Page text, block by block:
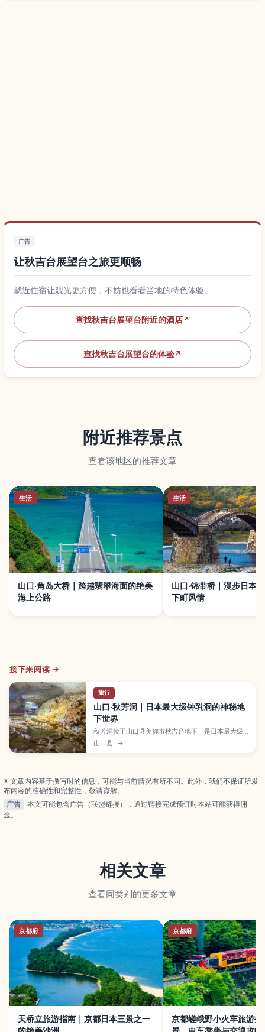
广告
让秋吉台展望台之旅更顺畅
就近住宿让观光更方便，不妨也看看当地的特色体验。
查找秋吉台展望台附近的酒店↗
查找秋吉台展望台的体验↗
附近推荐景点
查看该地区的推荐文章
生活
山口·角岛大桥｜跨越翡翠海面的绝美
海上公路
生活
山口·锦带桥｜漫步日本
下町风情
接下来阅读 →
旅行
山口·秋芳洞｜日本最大级钟乳洞的神秘地
下世界
秋芳洞位于山口县美祢市秋吉台地下，是日本最大级
的钟乳洞之一，全长约10公里，其中约1公里对游客开
放，适合轻松步行探索。文章将介绍代表性景观如“百
程灵感。
山口县 →
※ 文章内容基于撰写时的信息，可能与当前情况有所不同。此外，我们不保证所发
布内容的准确性和完整性，敬请谅解。
广告
本文可能包含广告（联盟链接），通过链接完成预订时本站可能获得佣
金。
相关文章
查看同类别的更多文章
京都府
天桥立旅游指南｜京都日本三景之一
京都府
京都嵯峨野小火车旅游指